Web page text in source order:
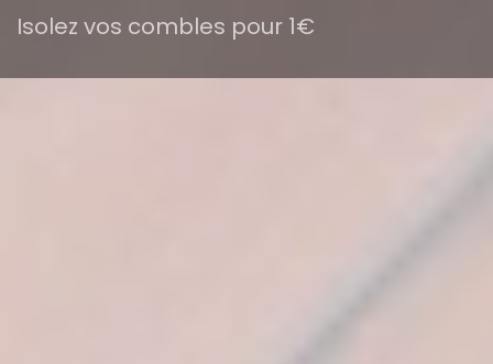
Isolez vos combles pour 1€